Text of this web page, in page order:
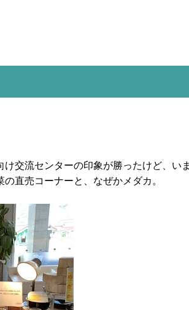
交流センターの印象が勝ったけど、い
直売コーナーと、なぜかメダカ。